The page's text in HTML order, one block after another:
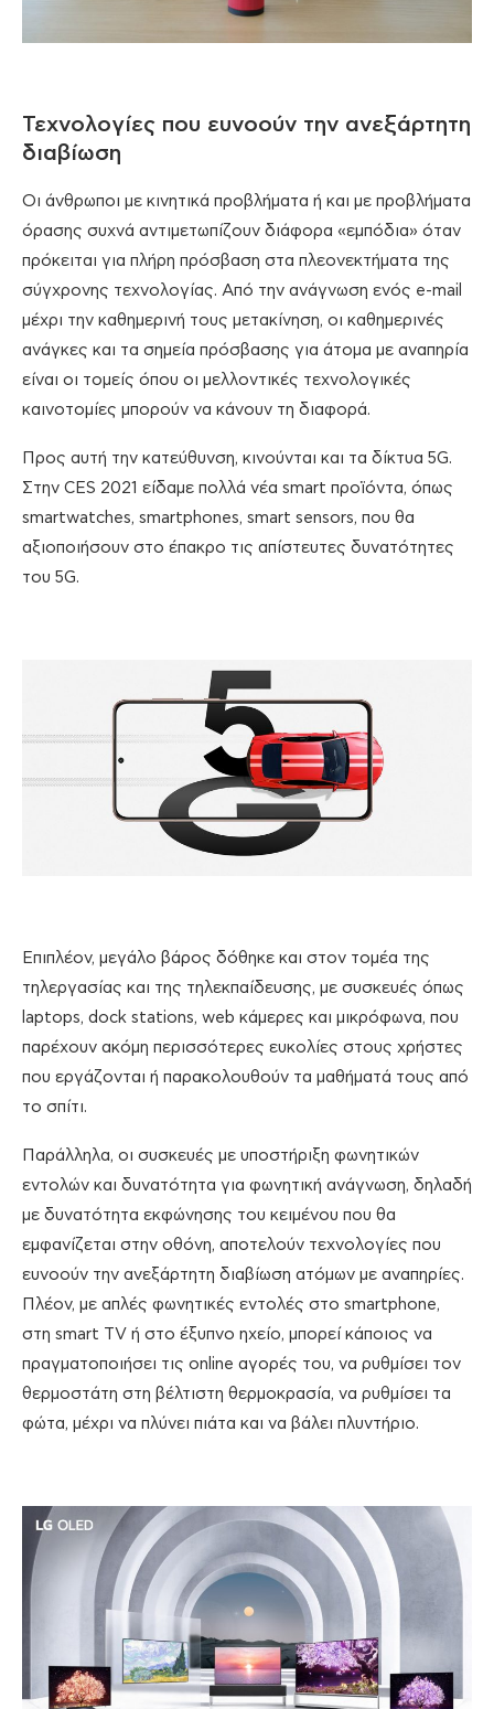
Τεχνολογίες που ευνοούν την ανεξάρτητη
διαβίωση
Οι άνθρωποι με κινητικά προβλήματα ή και με προβλήματα
όρασης συχνά αντιμετωπίζουν διάφορα «εμπόδια» όταν
πρόκειται για πλήρη πρόσβαση στα πλεονεκτήματα της
σύγχρονης τεχνολογίας. Από την ανάγνωση ενός e-mail
μέχρι την καθημερινή τους μετακίνηση, οι καθημερινές
ανάγκες και τα σημεία πρόσβασης για άτομα με αναπηρία
είναι οι τομείς όπου οι μελλοντικές τεχνολογικές
καινοτομίες μπορούν να κάνουν τη διαφορά.
Προς αυτή την κατεύθυνση, κινούνται και τα δίκτυα 5G.
Στην CES 2021 είδαμε πολλά νέα smart προϊόντα, όπως
smartwatches, smartphones, smart sensors, που θα
αξιοποιήσουν στο έπακρο τις απίστευτες δυνατότητες
του 5G.
Επιπλέον, μεγάλο βάρος δόθηκε και στον τομέα της
τηλεργασίας και της τηλεκπαίδευσης, με συσκευές όπως
laptops, dock stations, web κάμερες και μικρόφωνα, που
παρέχουν ακόμη περισσότερες ευκολίες στους χρήστες
που εργάζονται ή παρακολουθούν τα μαθήματά τους από
το σπίτι.
Παράλληλα, οι συσκευές με υποστήριξη φωνητικών
εντολών και δυνατότητα για φωνητική ανάγνωση, δηλαδή
με δυνατότητα εκφώνησης του κειμένου που θα
εμφανίζεται στην οθόνη, αποτελούν τεχνολογίες που
ευνοούν την ανεξάρτητη διαβίωση ατόμων με αναπηρίες.
Πλέον, με απλές φωνητικές εντολές στο smartphone,
στη smart TV ή στο έξυπνο ηχείο, μπορεί κάποιος να
πραγματοποιήσει τις online αγορές του, να ρυθμίσει τον
θερμοστάτη στη βέλτιστη θερμοκρασία, να ρυθμίσει τα
φώτα, μέχρι να πλύνει πιάτα και να βάλει πλυντήριο.